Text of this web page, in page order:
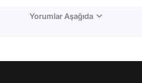
Yorumlar Aşağıda